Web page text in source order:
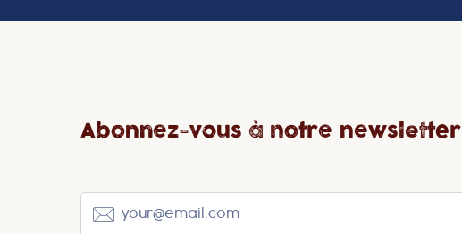
Abonnez-vous à notre newsletter